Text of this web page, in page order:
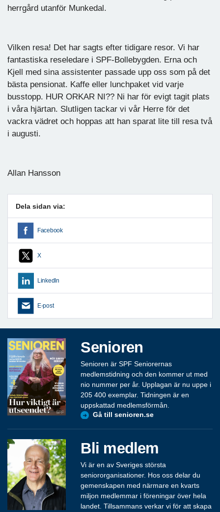
herrgård utanför Munkedal.
Vilken resa! Det har sagts efter tidigare resor. Vi har
fantastiska reseledare i SPF-Bollebygden. Erna och
Kjell med sina assistenter passade upp oss som på det
bästa pensionat. Kaffe eller lunchpaket vid varje
busstopp. HUR ORKAR NI?? Ni har för evigt tagit plats
i våra hjärtan. Slutligen tackar vi vår Herre för det
vackra vädret och hoppas att han sparat lite till resa två
i augusti.
Allan Hansson
Dela sidan via:
Facebook
X
LinkedIn
E-post
Senioren
Senioren är SPF Seniorernas
medlemstidning och den kommer ut med
nio nummer per år. Upplagan är nu uppe i
205 400 exemplar. Tidningen är en
uppskattad medlemsförmån.
Gå till senioren.se
Bli medlem
Vi är en av Sveriges största
seniororganisationer. Hos oss delar du
gemenskapen med närmare en kvarts
miljon medlemmar i föreningar över hela
landet. Tillsammans verkar vi för att skapa